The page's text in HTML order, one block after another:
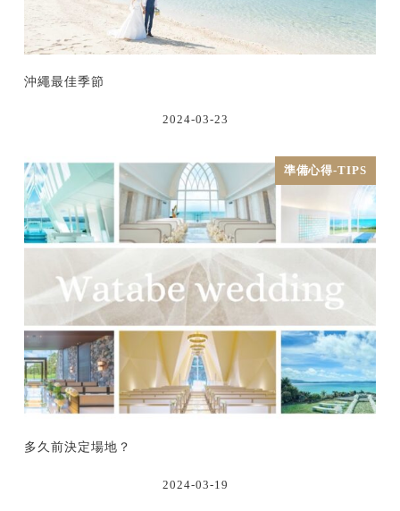
沖繩最佳季節
2024-03-23
準備心得-TIPS
多久前決定場地？
2024-03-19